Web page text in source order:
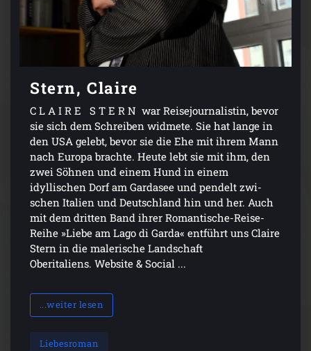
Stern, Claire
C L A I R E S T E R N war Reisejournalistin, bevor
sie sich dem Schreiben widmete. Sie hat lange in
den USA gelebt, bevor sie die Ehe mit ihrem Mann
nach Europa brachte. Heute lebt sie mit ihm, den
zwei Söhnen und einem Hund in einem
idyllischen Dorf am Gardasee und pendelt zwi­
schen Italien und Deutschland hin und her. Auch
mit dem dritten Band ihrer Romantische-Reise-
Reihe »Liebe am Lago di Garda« entführt uns Claire
Stern in die malerische Landschaft
Oberitaliens. Website & Social ...
...weiter lesen
Liebesroman